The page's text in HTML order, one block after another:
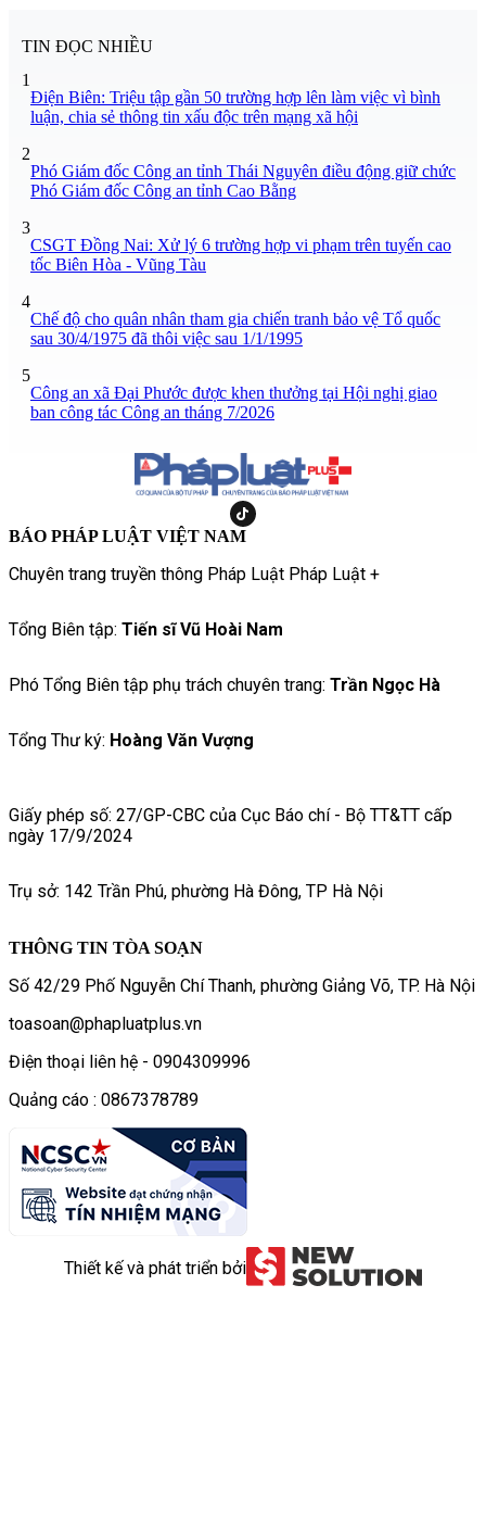
TIN ĐỌC NHIỀU
1
Điện Biên: Triệu tập gần 50 trường hợp lên làm việc vì bình
luận, chia sẻ thông tin xấu độc trên mạng xã hội
2
Phó Giám đốc Công an tỉnh Thái Nguyên điều động giữ chức
Phó Giám đốc Công an tỉnh Cao Bằng
3
CSGT Đồng Nai: Xử lý 6 trường hợp vi phạm trên tuyến cao
tốc Biên Hòa - Vũng Tàu
4
Chế độ cho quân nhân tham gia chiến tranh bảo vệ Tổ quốc
sau 30/4/1975 đã thôi việc sau 1/1/1995
5
Công an xã Đại Phước được khen thưởng tại Hội nghị giao
ban công tác Công an tháng 7/2026
BÁO PHÁP LUẬT VIỆT NAM
Chuyên trang truyền thông Pháp Luật Pháp Luật +
Tổng Biên tập: Tiến sĩ Vũ Hoài Nam
Phó Tổng Biên tập phụ trách chuyên trang: Trần Ngọc Hà
Tổng Thư ký: Hoàng Văn Vượng
Giấy phép số: 27/GP-CBC của Cục Báo chí - Bộ TT&TT cấp
ngày 17/9/2024
Trụ sở: 142 Trần Phú, phường Hà Đông, TP Hà Nội
THÔNG TIN TÒA SOẠN
Số 42/29 Phố Nguyễn Chí Thanh, phường Giảng Võ, TP. Hà Nội
toasoan@phapluatplus.vn
Điện thoại liên hệ - 0904309996
Quảng cáo : 0867378789
Thiết kế và phát triển bởi